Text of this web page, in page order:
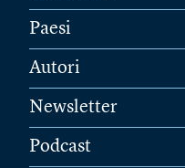
Paesi
Autori
Newsletter
Podcast